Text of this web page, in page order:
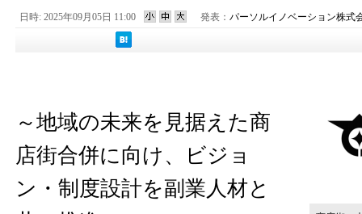
日時: 2025年09月05日 11:00 発表： パーソルイノベーション株式
～地域の未来を見据えた商
店街合併に向け、ビジョ
ン・制度設計を副業人材と